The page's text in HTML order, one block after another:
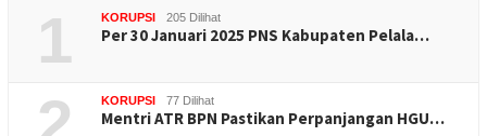
1 KORUPSI 205 Dilihat
Per 30 Januari 2025 PNS Kabupaten Pelala…
KORUPSI 77 Dilihat
Mentri ATR BPN Pastikan Perpanjangan HGU…